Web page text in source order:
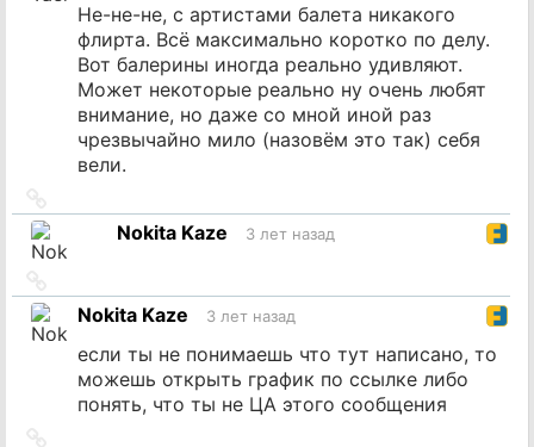
Не-не-не, с артистами балета никакого
флирта. Всё максимально коротко по делу.
Вот балерины иногда реально удивляют.
Может некоторые реально ну очень любят
внимание, но даже со мной иной раз
чрезвычайно мило (назовём это так) себя
вели.
на
источникNokita Kaze 3 лет назад
на
источник
Nokita Kaze 3 лет назад
если ты не понимаешь что тут написано, то
можешь открыть график по ссылке либо
понять, что ты не ЦА этого сообщения